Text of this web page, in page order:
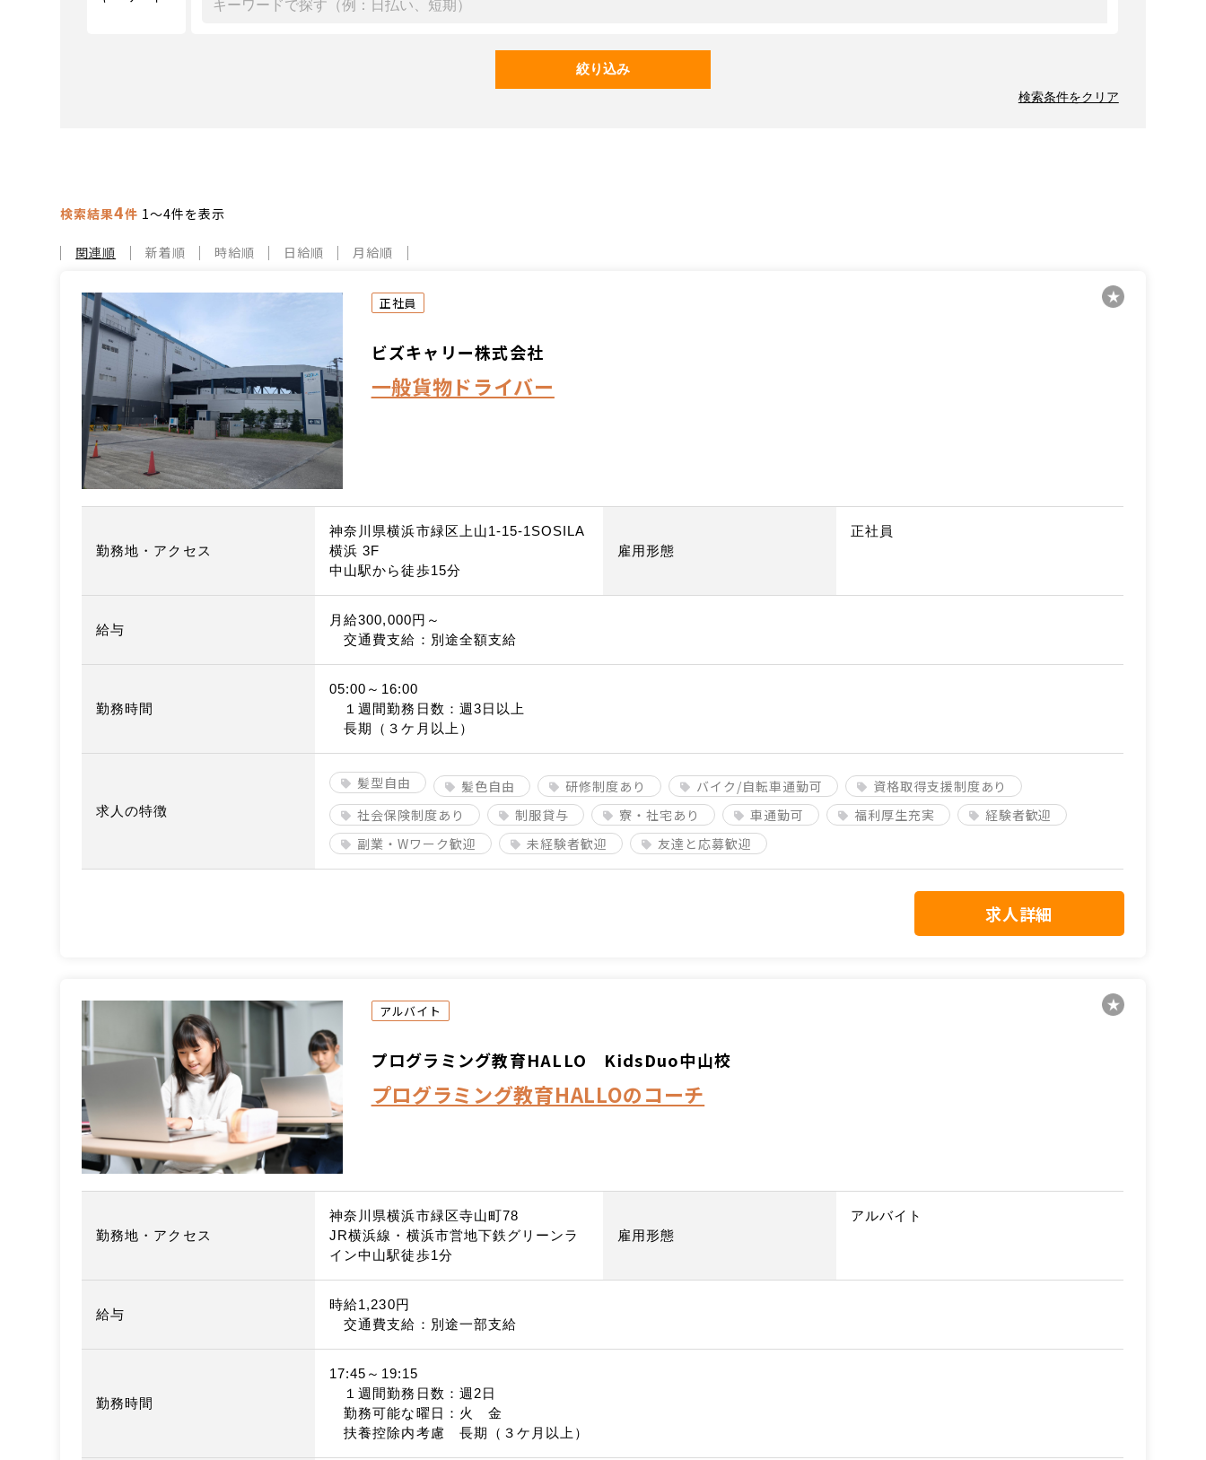
検索結果4件 1～4件を表示
関連順 新着順 時給順 日給順 月給順
正社員
ビズキャリー株式会社
一般貨物ドライバー
勤務地・アクセス
神奈川県横浜市緑区上山1-15-1SOSILA
横浜 3F
中山駅から徒歩15分
雇用形態
正社員
給与
月給300,000円～
交通費支給：別途全額支給
勤務時間
05:00～16:00
１週間勤務日数：週3日以上
長期（３ケ月以上）
求人の特徴
髪型自由 髪色自由 研修制度あり バイク/自転車通勤可
資格取得支援制度あり
社会保険制度あり
制服貸与 寮・社宅あり 車通勤可 福利厚生充実
経験者歓迎
副業・Wワーク歓迎
未経験者歓迎 友達と応募歓迎
求人詳細
アルバイト
プログラミング教育HALLO KidsDuo中山校
プログラミング教育HALLOのコーチ
勤務地・アクセス
神奈川県横浜市緑区寺山町78
JR横浜線・横浜市営地下鉄グリーンラ
イン中山駅徒歩1分
雇用形態
アルバイト
給与
時給1,230円
交通費支給：別途一部支給
勤務時間
17:45～19:15
１週間勤務日数：週2日
勤務可能な曜日：火 金
扶養控除内考慮 長期（３ケ月以上）